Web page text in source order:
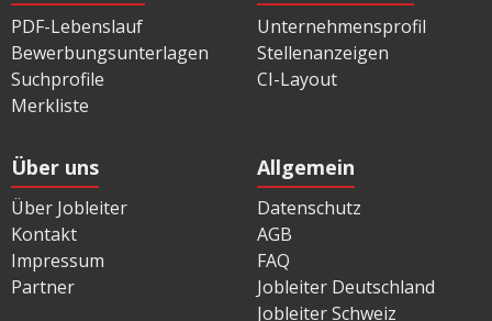
PDF-Lebenslauf
Bewerbungsunterlagen
Suchprofile
Merkliste
Unternehmensprofil
Stellenanzeigen
CI-Layout
Über uns
Über Jobleiter
Kontakt
Impressum
Partner
Allgemein
Datenschutz
AGB
FAQ
Jobleiter Deutschland
Jobleiter Schweiz